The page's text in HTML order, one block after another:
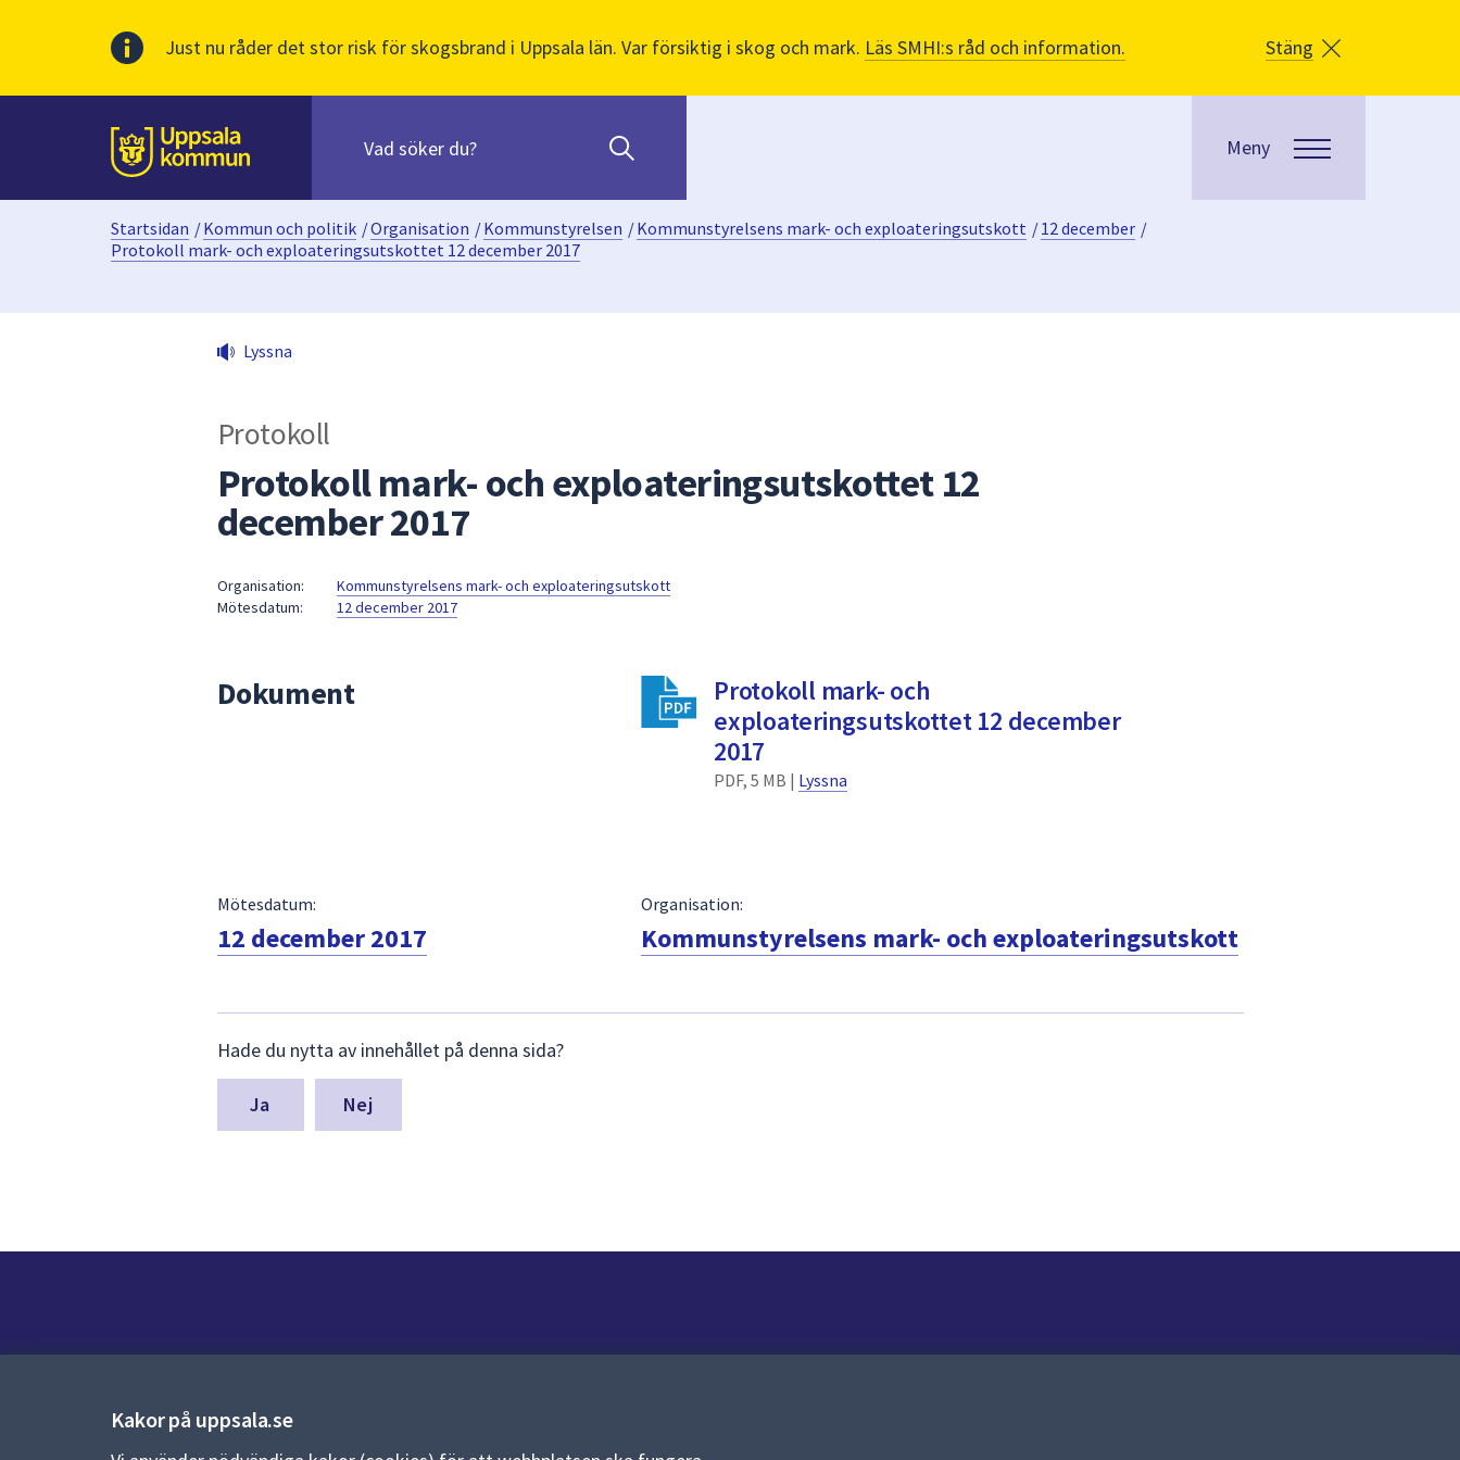
Just nu råder det stor risk för skogsbrand i Uppsala län. Var försiktig i skog och mark. Läs SMHI:s råd och information. Stäng
Till sidans
huvudinnehåll
innehåll
När
du
sökförslag
att
presenteras
under
fältet.
piltangenterna
mellan
sökförslagen
dem.
Meny
Kakor på uppsala.se
Startsidan /Kommun och politik /Organisation /Kommunstyrelsen /Kommunstyrelsens mark- och exploateringsutskott /12 december /
Protokoll mark- och exploateringsutskottet 12 december 2017
Lyssna
Protokoll
Protokoll mark- och exploateringsutskottet 12
december 2017
Organisation:
Kommunstyrelsens mark- och exploateringsutskott
Mötesdatum:
12 december 2017
Dokument
Protokoll mark- och
exploateringsutskottet 12 december
2017
PDF, 5 MB | Lyssna
Mötesdatum:
12 december 2017
Organisation:
Kommunstyrelsens mark- och exploateringsutskott
synpunkter
för
denna
Hade du nytta av innehållet på denna sida?
Nej
Kontaktcenter:018-727 00 00
Allmänna handlingar och diarium